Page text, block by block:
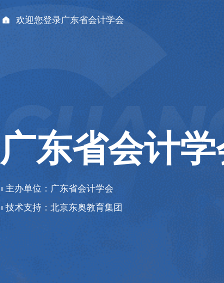
欢迎您登录广东省会计学会
广东省会计
主办单位： 广东省会计学会
技术支持： 北京东奥教育集团